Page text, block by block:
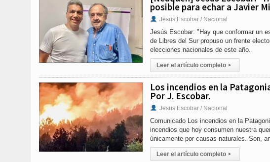
posible para echar a Javier
Jesus Escobar / Nacional
Jesús Escobar: "Hay que conformar un
de Libres del Sur propuso un frente
elecciones nacionales de este año.
Leer el artículo completo ▸
Los incendios en la
Por J. Escobar.
Jesus Escobar / Nacional
Comunicado Los incendios en la
incendios que hoy consumen nuestra
únicamente por causas naturales. Son,
Leer el artículo completo ▸